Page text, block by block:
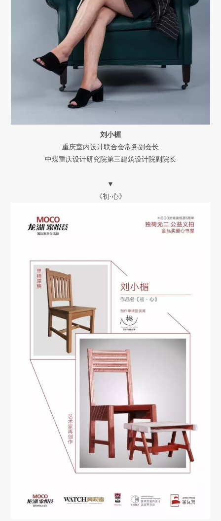
刘小楣
重庆室内设计联合会常务副会长
中煤重庆设计研究院第三建筑设计院副院长
▼
《初·心》